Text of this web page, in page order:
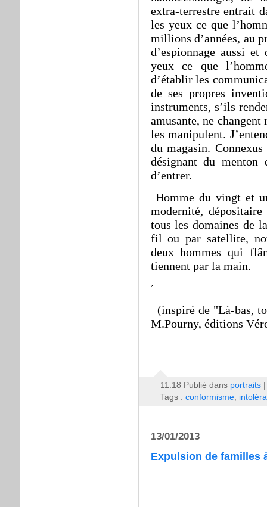
extra-terrestre entrait
les yeux ce que
millions d’années, au
d’espionnage aussi
yeux ce que
d’établir les
de ses propres
instruments, s’ils
amusante, ne
les manipulent.
du magasin.
désignant du menton
d’entrer.
Homme du vingt et
modernité,
tous les domaines de
fil ou par satellite,
deux hommes qui
tiennent par la main.
(inspiré de "Là-bas,
M.Pourny, éditions
11:18 Publié dans portraits
Tags : conformisme,
13/01/2013
Expulsion de familles